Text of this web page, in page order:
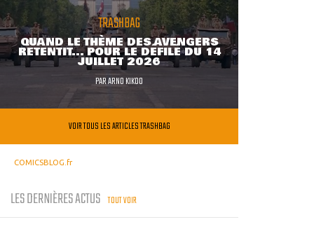
TRASHBAG
QUAND LE THÈME DES AVENGERS
RETENTIT... POUR LE DÉFILÉ DU 14
JUILLET 2026
PARARNO KIKOO
VOIR TOUS LES ARTICLES TRASHBAG
COMICSBLOG.fr
LES DERNIÈRES ACTUS TOUT VOIR